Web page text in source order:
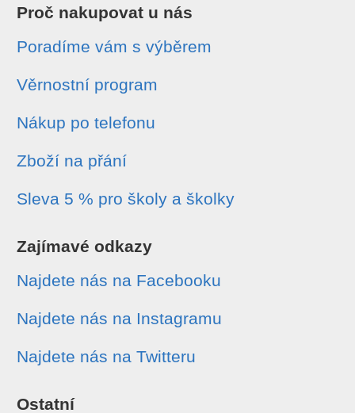
Proč nakupovat u nás
Poradíme vám s výběrem
Věrnostní program
Nákup po telefonu
Zboží na přání
Sleva 5 % pro školy a školky
Zajímavé odkazy
Najdete nás na Facebooku
Najdete nás na Instagramu
Najdete nás na Twitteru
Ostatní